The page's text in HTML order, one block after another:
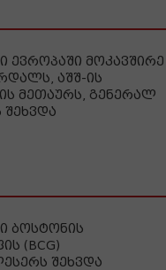
ევროპაში მოკავშირე
აშშ-ის
მეთაურს, გენერალ
ბოსტონის
(BCG)
შეხვდა